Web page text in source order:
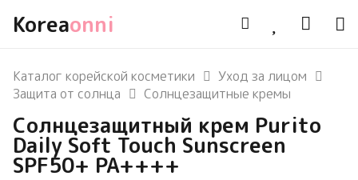
Koreaonni
Каталог корейской косметики
Уход за лицом
Защита от солнца
Солнцезащитные кремы
Cолнцезащитный крем Purito
Daily Soft Touch Sunscreen
SPF50+ PA++++